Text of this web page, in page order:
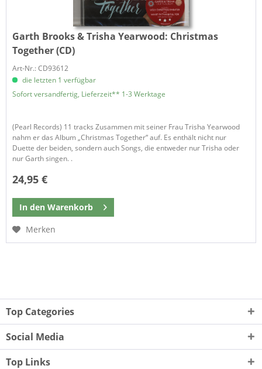
Garth Brooks & Trisha Yearwood: Christmas
Together (CD)
Art-Nr.: CD93612
die letzten 1 verfügbar
Sofort versandfertig, Lieferzeit** 1-3 Werktage
(Pearl Records) 11 tracks Zusammen mit seiner Frau Trisha Yearwood
nahm er das Album „Christmas Together“ auf. Es enthält nicht nur
Duette der beiden, sondern auch Songs, die entweder nur Trisha oder
nur Garth singen. .
24,95 €
In den Warenkorb
Merken
Top Categories
Social Media
Top Links